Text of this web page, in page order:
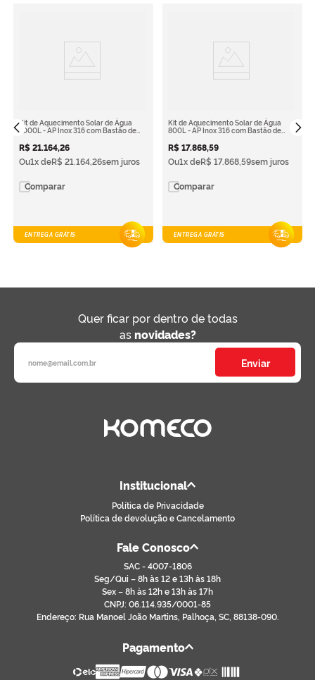
Kit de Aquecimento Solar de Água
1000L - AP Inox 316 com Bastão de
R$ 21.164,26
Ou1x deR$ 21.164,26sem juros
Comparar
ENTREGA GRÁTIS
Kit de Aquecimento Solar de Água
800L - AP Inox 316 com Bastão de
R$ 17.868,59
Ou1x deR$ 17.868,59sem juros
Comparar
ENTREGA GRÁTIS
Quer ficar por dentro de todas
as novidades?
Enviar
Institucional
Política de Privacidade
Política de devolução e Cancelamento
Fale Conosco
SAC - 4007-1806
Seg/Qui – 8h às 12 e 13h às 18h
Sex – 8h às 12h e 13h às 17h
CNPJ: 06.114.935/0001-85
Endereço: Rua Manoel João Martins, Palhoça, SC, 88138-090.
Pagamento